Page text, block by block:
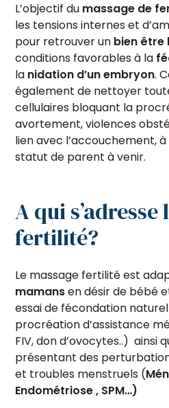
L’objectif du massage de
les tensions internes et
pour retrouver un bien
conditions favorables à la
la nidation d’un embryon.
également de nettoyer
cellulaires bloquant la
avortement, violences
lien avec l’accouchement,
statut de parent à venir.
A qui s’adresse
fertilité?
Le massage fertilité est
mamansen désir de bébé
essai de fécondation
procréation d’assistance
FIV, don d’ovocytes..) ainsi
présentant des
et troubles menstruels (
Endométriose , SPM…)